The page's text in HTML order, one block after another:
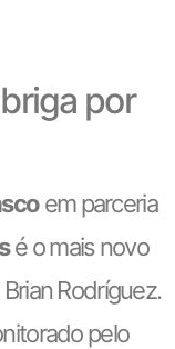
por
em parceria
é o mais novo
Rodríguez.
pelo